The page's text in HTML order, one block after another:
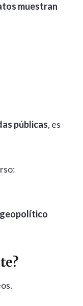
muestran
públicas, es
geopolítico